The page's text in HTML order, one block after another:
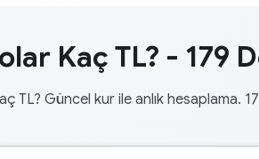
Kaç TL? - 179
TL? Güncel kur ile anlık hesaplama.